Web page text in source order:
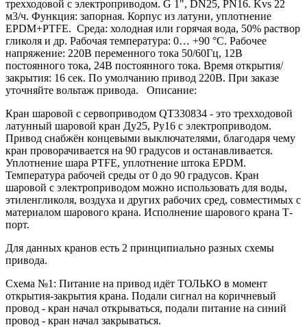
трехходовой с электроприводом. G 1", DN25, PN16. Kvs 22
м3/ч. Функция: запорная. Корпус из латуни, уплотнение
EPDM+PTFE. Среда: холодная или горячая вода, 50% раствор
гликоля и др. Рабочая температура: 0… +90 °С. Рабочее
напряжение: 220В переменного тока 50/60Гц, 12В
постоянного тока, 24В постоянного тока. Время открытия/
закрытия: 16 сек. По умолчанию привод 220В. При заказе
уточняйте вольтаж привода. Описание:
Кран шаровой с сервоприводом QT330834 - это трехходовой
латунный шаровой кран Ду25, Ру16 с электроприводом.
Привод снабжён концевыми выключателями, благодаря чему
кран проворачивается на 90 градусов и останавливается.
Уплотнение шара PTFE, уплотнение штока EPDM.
Температура рабочей среды от 0 до 90 градусов. Кран
шаровой с электроприводом можно использовать для воды,
этиленгликоля, воздуха и других рабочих сред, совместимых с
материалом шарового крана. Исполнение шарового крана Т-
порт.
Для данных кранов есть 2 принципиально разных схемы
привода.
Схема №1: Питание на привод идёт ТОЛЬКО в момент
открытия-закрытия крана. Подали сигнал на коричневый
провод - кран начал открываться, подали питание на синий
провод - кран начал закрываться.